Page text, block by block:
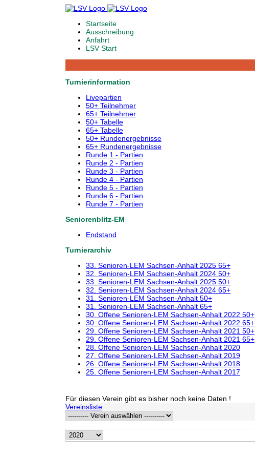
Startseite
Ausschreibung
Anfahrt
LSV Start
Turnierinformation
Livepartien
50+ Teilnehmer
65+ Teilnehmer
50+ Tabelle
65+ Tabelle
50+ Rundenergebnisse
65+ Rundenergebnisse
Runde 1 - Partien
Runde 2 - Partien
Runde 3 - Partien
Runde 4 - Partien
Runde 5 - Partien
Runde 6 - Partien
Runde 7 - Partien
Seniorenblitz-EM
Endstand
Turnierarchiv
33. Senioren-LEM Sachsen-Anhalt 2025 65+
32. Senioren-LEM Sachsen-Anhalt 2024 50+
33. Senioren-LEM Sachsen-Anhalt 2025 50+
32. Senioren-LEM Sachsen-Anhalt 2024 65+
31. Senioren-LEM Sachsen-Anhalt 50+
31. Senioren-LEM Sachsen-Anhalt 65+
30. Offene Senioren-LEM Sachsen-Anhalt 2022 50+
30. Offene Senioren-LEM Sachsen-Anhalt 2022 65+
29. Offene Senioren-LEM Sachsen-Anhalt 2021 50+
29. Offene Senioren-LEM Sachsen-Anhalt 2021 65+
28. Offene Senioren-LEM Sachsen-Anhalt 2020
27. Offene Senioren-LEM Sachsen-Anhalt 2019
26. Offene Senioren-LEM Sachsen-Anhalt 2018
25. Offene Senioren-LEM Sachsen-Anhalt 2017
Für diesen Verein gibt es bisher noch keine Daten !
Vereinsliste